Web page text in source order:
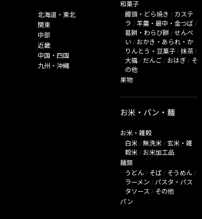
北海道・東北
関東
中部
近畿
中国・四国
九州・沖縄
和菓子
饅頭・どら焼き / カステ
ラ / 羊羹・最中・金つば /
葛餅・わらび餅 / せんべ
い / おかき・あられ・か
りんとう・豆菓子 / 抹茶 /
大福 / だんご / おはぎ / そ
の他
果物
お米・パン・麺
お米・雑穀
白米 / 無洗米 / 玄米・雑
穀米 / お米加工品
麺類
うどん / そば / そうめん /
ラーメン / パスタ・パス
タソース / その他
パン